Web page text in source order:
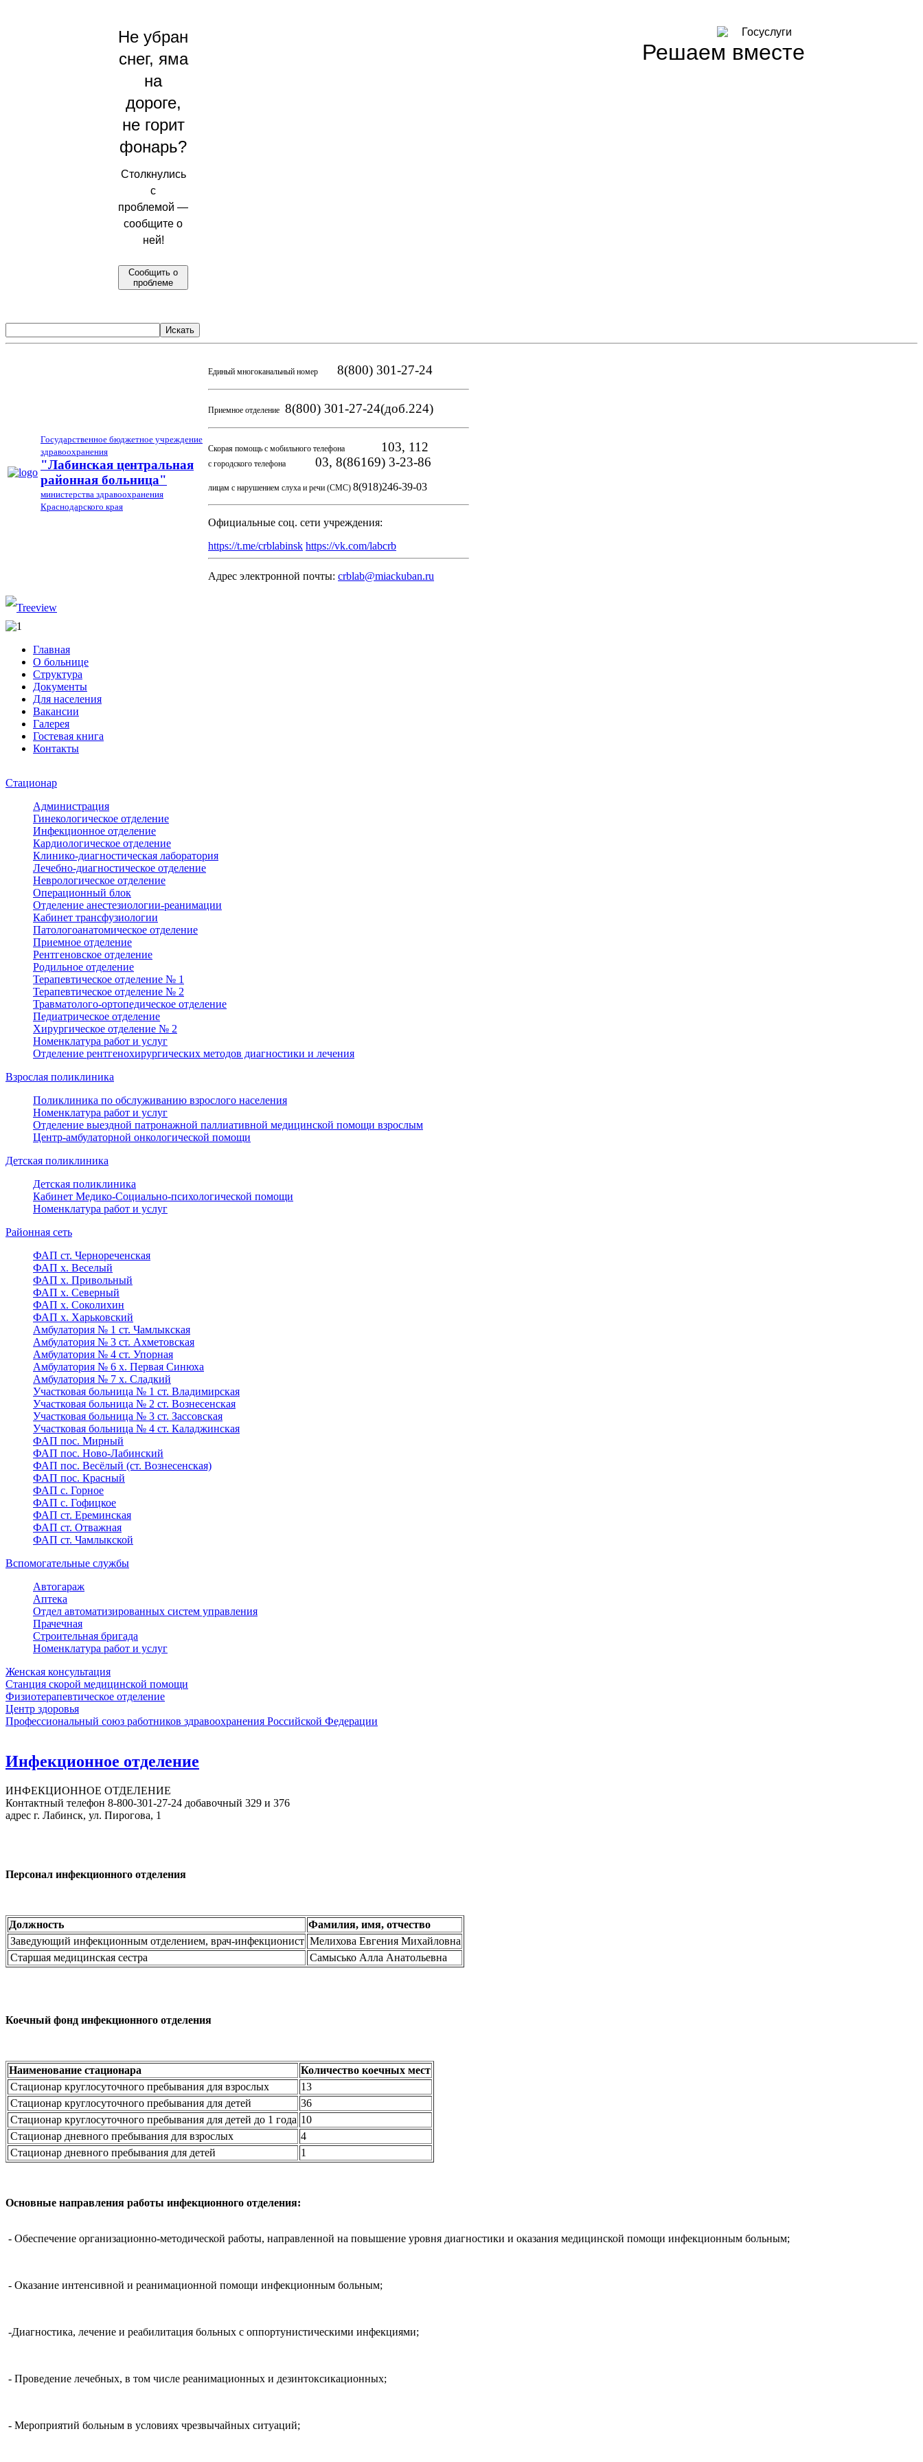
Решаем вместе
Не убран
снег, яма
на
дороге,
не горит
фонарь?
Столкнулись
с
проблемой —
сообщите о
ней!
Сообщить о
проблеме
Искать
Государственное бюджетное учреждение
здравоохранения
"Лабинская центральная
районная больница"
министерства здравоохранения
Краснодарского края
Единый многоканальный номер 8(800) 301-27-24
Приемное отделение 8(800) 301-27-24(доб.224)
Скорая помощь с мобильного телефона 103, 112
с городского телефона 03, 8(86169) 3-23-86
лицам с нарушением слуха и речи (СМС) 8(918)246-39-03
Официальные соц. сети учреждения:
https://t.me/crblabinsk https://vk.com/labcrb
Адрес электронной почты: crblab@miackuban.ru
Главная
О больнице
Структура
Документы
Для населения
Вакансии
Галерея
Гостевая книга
Контакты
Стационар
Администрация
Гинекологическое отделение
Инфекционное отделение
Кардиологическое отделение
Клинико-диагностическая лаборатория
Лечебно-диагностическое отделение
Неврологическое отделение
Операционный блок
Отделение анестезиологии-реанимации
Кабинет трансфузиологии
Патологоанатомическое отделение
Приемное отделение
Рентгеновское отделение
Родильное отделение
Терапевтическое отделение № 1
Терапевтическое отделение № 2
Травматолого-ортопедическое отделение
Педиатрическое отделение
Хирургическое отделение № 2
Номенклатура работ и услуг
Отделение рентгенохирургических методов диагностики и лечения
Взрослая поликлиника
Поликлиника по обслуживанию взрослого населения
Номенклатура работ и услуг
Отделение выездной патронажной паллиативной медицинской помощи взрослым
Центр-амбулаторной онкологической помощи
Детская поликлиника
Детская поликлиника
Кабинет Медико-Социально-психологической помощи
Номенклатура работ и услуг
Районная сеть
ФАП ст. Чернореченская
ФАП х. Веселый
ФАП х. Привольный
ФАП х. Северный
ФАП х. Соколихин
ФАП х. Харьковский
Амбулатория № 1 ст. Чамлыкская
Амбулатория № 3 ст. Ахметовская
Амбулатория № 4 ст. Упорная
Амбулатория № 6 х. Первая Синюха
Амбулатория № 7 х. Сладкий
Участковая больница № 1 ст. Владимирская
Участковая больница № 2 ст. Вознесенская
Участковая больница № 3 ст. Зассовская
Участковая больница № 4 ст. Каладжинская
ФАП пос. Мирный
ФАП пос. Ново-Лабинский
ФАП пос. Весёлый (ст. Вознесенская)
ФАП пос. Красный
ФАП с. Горное
ФАП с. Гофицкое
ФАП ст. Ереминская
ФАП ст. Отважная
ФАП ст. Чамлыкской
Вспомогательные службы
Автогараж
Аптека
Отдел автоматизированных систем управления
Прачечная
Строительная бригада
Номенклатура работ и услуг
Женская консультация
Станция скорой медицинской помощи
Физиотерапевтическое отделение
Центр здоровья
Профессиональный союз работников здравоохранения Российской Федерации
Инфекционное отделение
ИНФЕКЦИОННОЕ ОТДЕЛЕНИЕ
Контактный телефон 8-800-301-27-24 добавочный 329 и 376
адрес г. Лабинск, ул. Пирогова, 1
Персонал инфекционного отделения
Должность
Фамилия, имя, отчество
Заведующий инфекционным отделением, врач-инфекционист Мелихова Евгения Михайловна
Старшая медицинская сестра
Самысько Алла Анатольевна
Коечный фонд инфекционного отделения
Наименование стационара
Количество коечных мест
Стационар круглосуточного пребывания для взрослых
13
Стационар круглосуточного пребывания для детей
36
Стационар круглосуточного пребывания для детей до 1 года 10
Стационар дневного пребывания для взрослых
4
Стационар дневного пребывания для детей
1
Основные направления работы инфекционного отделения:
- Обеспечение организационно-методической работы, направленной на повышение уровня диагностики и оказания медицинской помощи инфекционным больным;
- Оказание интенсивной и реанимационной помощи инфекционным больным;
-Диагностика, лечение и реабилитация больных с оппортунистическими инфекциями;
- Проведение лечебных, в том числе реанимационных и дезинтоксикационных;
- Мероприятий больным в условиях чрезвычайных ситуаций;